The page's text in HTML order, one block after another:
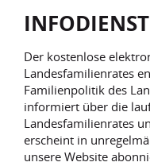
INFODIENST
Der kostenlose
Landesfamilienrates
Familienpolitik des
informiert über die
Landesfamilienrates
erscheint in
unsere Website